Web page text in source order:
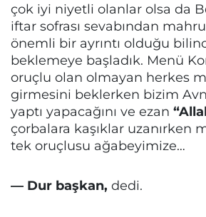
çok iyi niyetli olanlar olsa da
iftar sofrası sevabından
önemli bir ayrıntı olduğu
beklemeye başladık. Menü
oruçlu olan olmayan herkes
girmesini beklerken bizim
yaptı yapacağını ve ezan
çorbalara kaşıklar uzanırken
tek oruçlusu ağabeyimize…
— Dur başkan, dedi.